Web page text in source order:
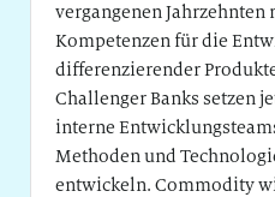
vergangenen Jahrzehnten
Kompetenzen für die
differenzierender
Challenger Banks setzen
interne
Methoden und
entwickeln. Commodity